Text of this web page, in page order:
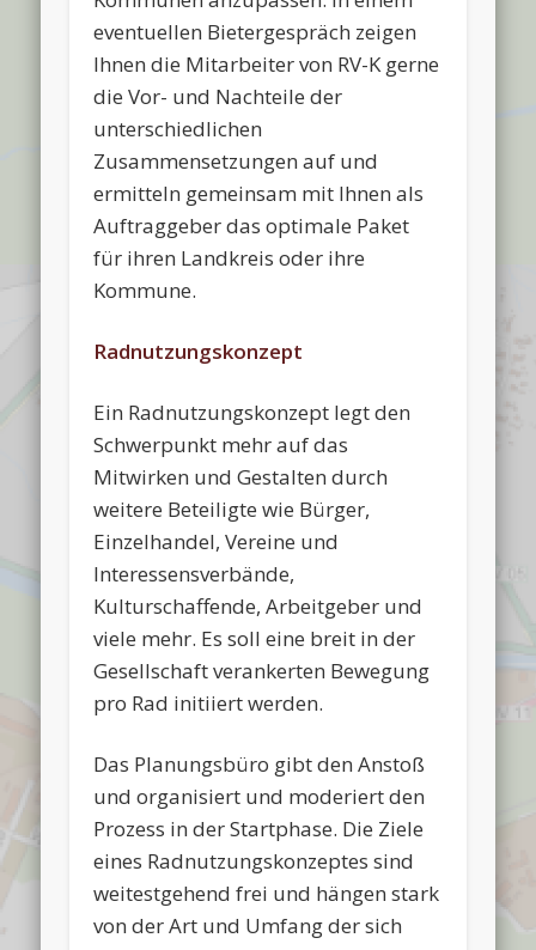
eventuellen Bietergespräch zeigen
Ihnen die Mitarbeiter von RV-K gerne
die Vor- und Nachteile der
unterschiedlichen
Zusammensetzungen auf und
ermitteln gemeinsam mit Ihnen als
Auftraggeber das optimale Paket
für ihren Landkreis oder ihre
Kommune.
Radnutzungskonzept
Ein Radnutzungskonzept legt den
Schwerpunkt mehr auf das
Mitwirken und Gestalten durch
weitere Beteiligte wie Bürger,
Einzelhandel, Vereine und
Interessensverbände,
Kulturschaffende, Arbeitgeber und
viele mehr. Es soll eine breit in der
Gesellschaft verankerten Bewegung
pro Rad initiiert werden.
Das Planungsbüro gibt den Anstoß
und organisiert und moderiert den
Prozess in der Startphase. Die Ziele
eines Radnutzungskonzeptes sind
weitestgehend frei und hängen stark
von der Art und Umfang der sich